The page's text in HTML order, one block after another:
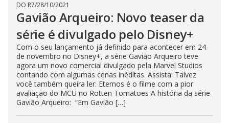
DO R7/28/10/2021
Gavião Arqueiro: Novo teaser da
série é divulgado pelo Disney+
Com o seu lançamento já definido para acontecer em 24
de novembro no Disney+, a série Gavião Arqueiro teve
agora um novo comercial divulgado pela Marvel Studios
contando com algumas cenas inéditas. Assista: Talvez
você também queira ler: Eternos é o filme com a pior
avaliação do MCU no Rotten Tomatoes A história da série
Gavião Arqueiro: “Em Gavião […]